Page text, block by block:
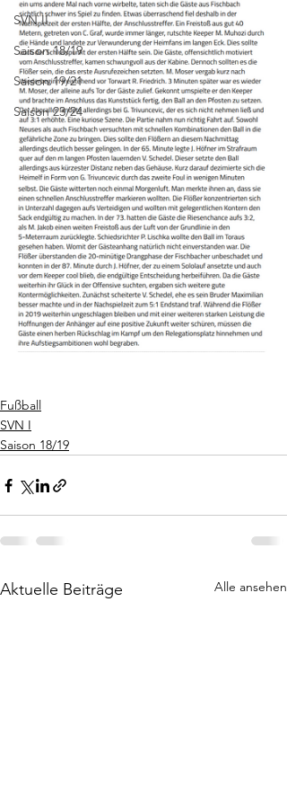
SVN II
Saison 18/19
Saison 19/21
Saison 23/24
Fußball
SVN I
Saison 18/19
Aktuelle Beiträge Alle ansehen